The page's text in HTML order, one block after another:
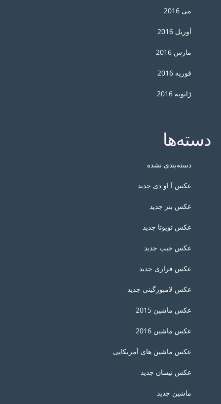
می 2016
آوریل 2016
مارس 2016
فوریه 2016
ژانویه 2016
دسته‌ها
دسته‌بندی نشده
عکس آ او دی جدید
عکس بنز جدید
عکس تویوتا جدید
عکس جیپ جدید
عکس فراری جدید
عکس لامبورگینی جدید
عکس ماشین 2015
عکس ماشین 2016
عکس ماشین های آمربکایی
عکس نیسان جدید
ماشین جدید